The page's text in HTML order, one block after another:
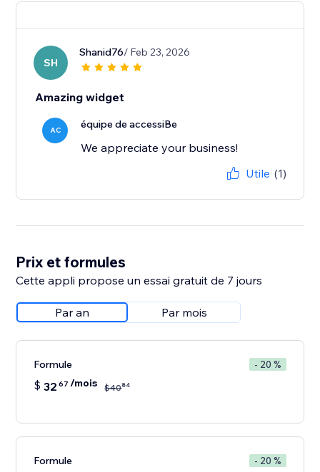
SH
Shanid76/ Feb 23, 2026
Amazing widget
AC équipe de accessiBe
We appreciate your business!
Utile (1)
Prix et formules
Cette appli propose un essai gratuit de 7 jours
Par an Par mois
Formule - 20 %
$ 32 67 /mois $4084
Formule - 20 %